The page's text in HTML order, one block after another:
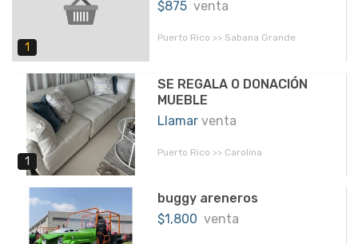
1
$875 venta
Puerto Rico >> Sabana Grande
1
SE REGALA O DONACIÓN
MUEBLE
Llamar venta
Puerto Rico >> Carolina
buggy areneros
$1,800 venta